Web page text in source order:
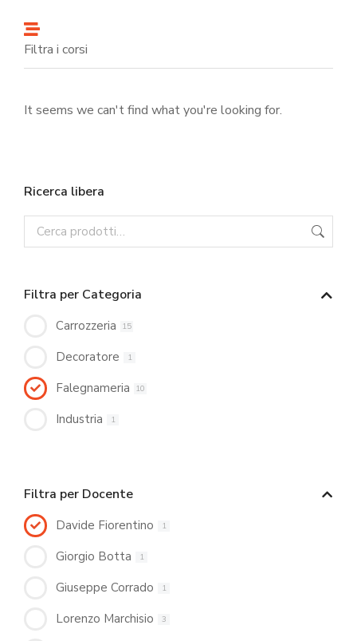
Filtra i corsi
It seems we can't find what you're looking for.
Ricerca libera
Filtra per Categoria
Carrozzeria 15
Decoratore 1
Falegnameria 10
Industria 1
Filtra per Docente
Davide Fiorentino 1
Giorgio Botta 1
Giuseppe Corrado 1
Lorenzo Marchisio 3